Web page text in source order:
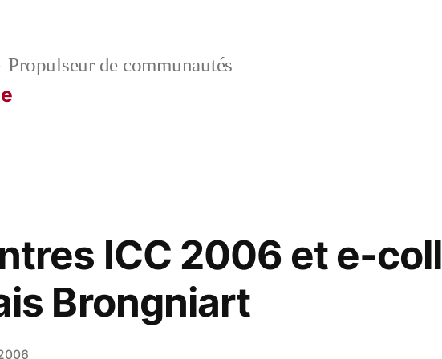
Propulseur de communautés
ICC 2006 et e-
Brongniart